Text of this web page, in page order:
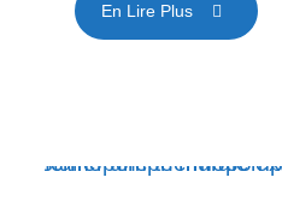
En Lire Plus